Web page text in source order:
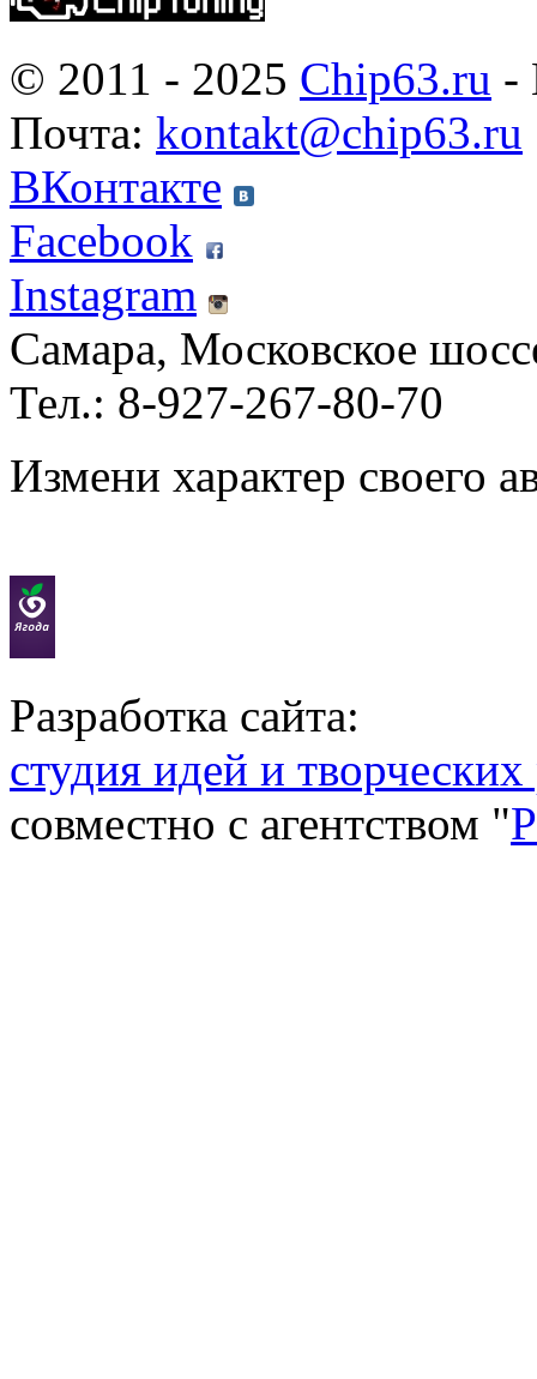
© 2011 - 2025 Chip63.ru -
Почта: kontakt@chip63.ru
ВКонтакте
Facebook
Instagram
Самара, Московское
Тел.: 8-927-267-80-70
Измени характер своего
Разработка сайта:
студия идей и
совместно с агентством "